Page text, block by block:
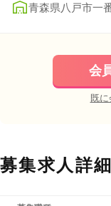
青森県八戸市一
会
既
募集求人詳細